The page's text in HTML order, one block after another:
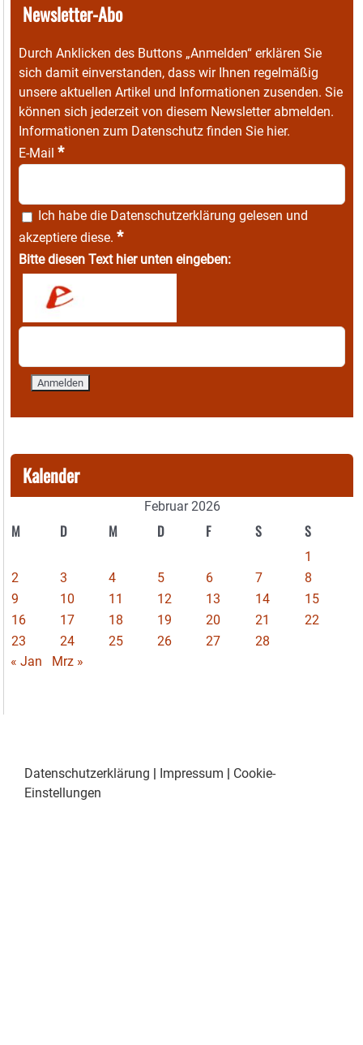
Newsletter-Abo
Durch Anklicken des Buttons „Anmelden“ erklären Sie
sich damit einverstanden, dass wir Ihnen regelmäßig
unsere aktuellen Artikel und Informationen zusenden. Sie
können sich jederzeit von diesem Newsletter abmelden.
Informationen zum Datenschutz finden Sie hier.
E-Mail *
Ich habe die Datenschutzerklärung gelesen und
akzeptiere diese. *
Bitte diesen Text hier unten eingeben:
Kalender
Februar 2026
M D M D F S S
1
2
3 4 5 6 7
8
9
10 11 12 13 14
15
16
17 18 19 20 21
22
23
24 25 26 27
28
« Jan
Mrz »
Datenschutzerklärung Impressum
Cookie-
Einstellungen